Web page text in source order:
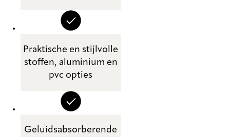
Praktische en stijlvolle
stoffen, aluminium en
pvc opties
Geluidsabsorberende